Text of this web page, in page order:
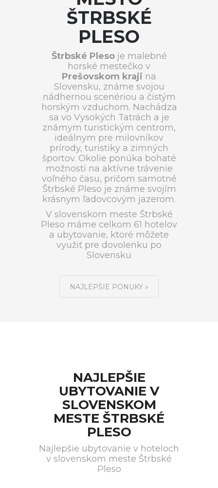
ŠTRBSKÉ
PLESO
Štrbské Plesoje malebné
horské mestečko v
Prešovskom kraji na
Slovensku, známe svojou
nádhernou scenériou a čistým
horským vzduchom. Nachádza
sa vo Vysokých Tatrách a je
známym turistickým centrom,
ideálnym pre milovníkov
prírody, turistiky a zimných
športov. Okolie ponúka bohaté
možnosti na aktívne trávenie
voľného času, pričom samotné
Štrbské Pleso je známe svojím
krásnym ľadovcovým jazerom.
V slovenskom meste Štrbské
Pleso máme celkom 61 hotelov
a ubytovanie, ktoré môžete
využiť pre dovolenku po
Slovensku
NAJLEPŠIE PONUKY »
NAJLEPŠIE
UBYTOVANIE V
SLOVENSKOM
MESTE ŠTRBSKÉ
PLESO
Najlepšie ubytovanie v hoteloch
v slovenskom meste Štrbské
Pleso